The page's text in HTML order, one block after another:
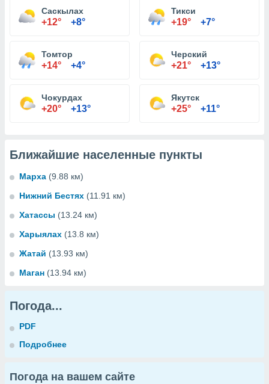
Саскылах
+12° +8°
Тикси
+19° +7°
Томтор
+14° +4°
Черский
+21° +13°
Чокурдах
+20° +13°
Якутск
+25° +11°
Ближайшие населенные пункты
Марха (9.88 км)
Нижний Бестях (11.91 км)
Хатассы (13.24 км)
Харыялах (13.8 км)
Жатай (13.93 км)
Маган (13.94 км)
Погода...
PDF
Подробнее
Погода на вашем сайте